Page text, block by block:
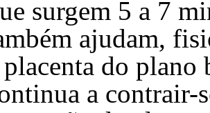
surgem 5 a 7
ajudam,
placenta do plano
a contrair-